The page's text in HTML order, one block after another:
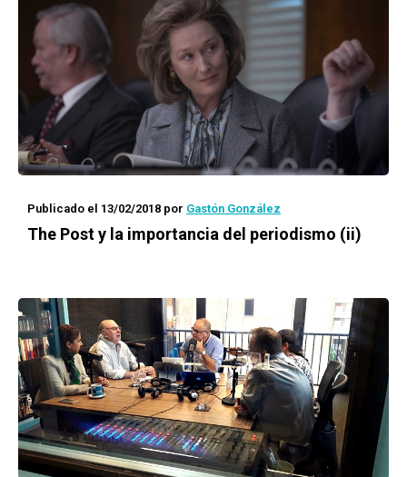
Publicado el 13/02/2018 por Gastón González
The Post y la importancia del periodismo (ii)